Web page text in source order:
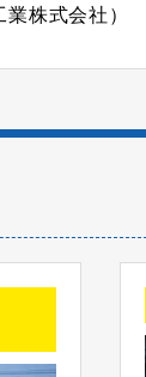
株式会社）